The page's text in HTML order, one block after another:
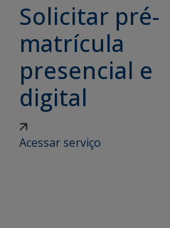
Solicitar pré-
matrícula
presencial e
digital
Acessar serviço